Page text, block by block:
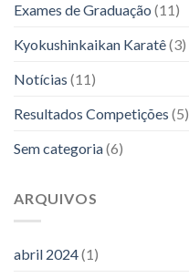
Exames de Graduação (11)
Kyokushinkaikan Karatê(3)
Notícias (11)
Resultados Competições (5)
Sem categoria(6)
ARQUIVOS
abril 2024(1)